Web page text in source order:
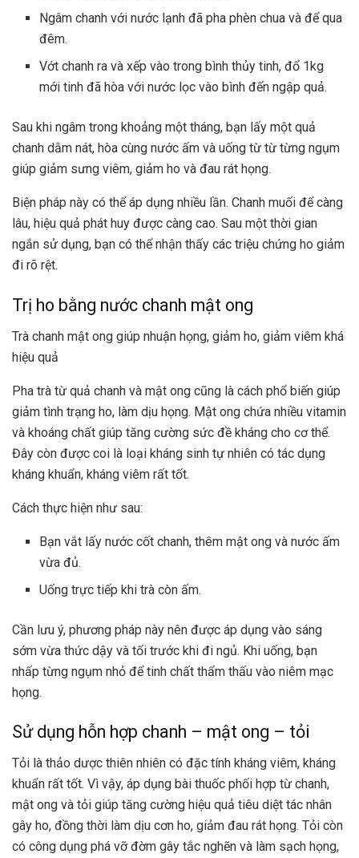
Ngâm chanh với nước lạnh đã pha phèn chua và để qua
đêm.
Vớt chanh ra và xếp vào trong bình thủy tinh, đổ 1kg
mới tinh đã hòa với nước lọc vào bình đến ngập quả.
Sau khi ngâm trong khoảng một tháng, bạn lấy một quả
chanh dằm nát, hòa cùng nước ấm và uống từ từ từng ngụm
giúp giảm sưng viêm, giảm ho và đau rát họng.
Biện pháp này có thể áp dụng nhiều lần. Chanh muối để càng
lâu, hiệu quả phát huy được càng cao. Sau một thời gian
ngắn sử dụng, bạn có thể nhận thấy các triệu chứng ho giảm
đi rõ rệt.
Trị ho bằng nước chanh mật ong
Trà chanh mật ong giúp nhuận họng, giảm ho, giảm viêm khá
hiệu quả
Pha trà từ quả chanh và mật ong cũng là cách phổ biến giúp
giảm tình trạng ho, làm dịu họng. Mật ong chứa nhiều vitamin
và khoáng chất giúp tăng cường sức đề kháng cho cơ thể.
Đây còn được coi là loại kháng sinh tự nhiên có tác dụng
kháng khuẩn, kháng viêm rất tốt.
Cách thực hiện như sau:
Bạn vắt lấy nước cốt chanh, thêm mật ong và nước ấm
vừa đủ.
Uống trực tiếp khi trà còn ấm.
Cần lưu ý, phương pháp này nên được áp dụng vào sáng
sớm vừa thức dậy và tối trước khi đi ngủ. Khi uống, bạn
nhấp từng ngụm nhỏ để tinh chất thẩm thấu vào niêm mạc
họng.
Sử dụng hỗn hợp chanh – mật ong – tỏi
Tỏi là thảo dược thiên nhiên có đặc tính kháng viêm, kháng
khuẩn rất tốt. Vì vậy, áp dụng bài thuốc phối hợp từ chanh,
mật ong và tỏi giúp tăng cường hiệu quả tiêu diệt tác nhân
gây ho, đồng thời làm dịu cơn ho, giảm đau rát họng. Tỏi còn
có công dụng phá vỡ đờm gây tắc nghẽn và làm sạch họng,